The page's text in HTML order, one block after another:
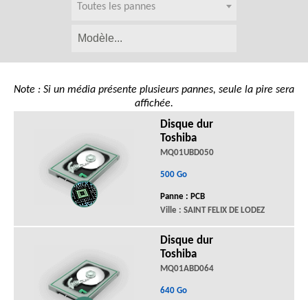
Toutes les pannes
Note : Si un média présente plusieurs pannes, seule la pire sera
affichée.
Disque dur
Toshiba
MQ01UBD050
500 Go
Panne : PCB
Ville : SAINT FELIX DE LODEZ
Disque dur
Toshiba
MQ01ABD064
640 Go